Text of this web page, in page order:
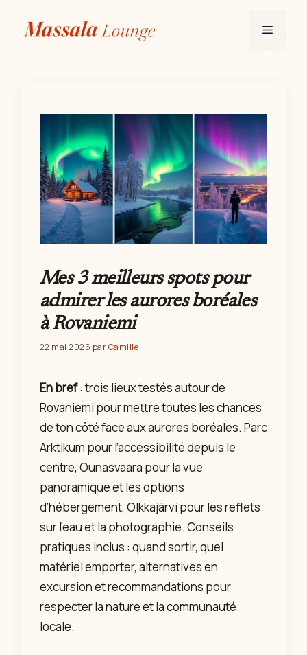
contenu
Menu
Mes 3 meilleurs spots pour
admirer les aurores boréales
à Rovaniemi
22 mai 2026 parCamille
En bref: trois lieux testés autour de
Rovaniemi pour mettre toutes les chances
de ton côté face aux aurores boréales. Parc
Arktikum pour l’accessibilité depuis le
centre, Ounasvaara pour la vue
panoramique et les options
d’hébergement, Olkkajärvi pour les reflets
sur l’eau et la photographie. Conseils
pratiques inclus : quand sortir, quel
matériel emporter, alternatives en
excursion et recommandations pour
respecter la nature et la communauté
locale.